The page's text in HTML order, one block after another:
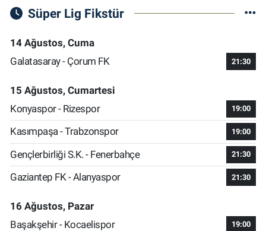
Süper Lig Fikstür
14 Ağustos, Cuma
Galatasaray - Çorum FK
21:30
15 Ağustos, Cumartesi
Konyaspor - Rizespor
19:00
Kasımpaşa - Trabzonspor 19:00
Gençlerbirliği S.K. - Fenerbahçe 21:30
Gaziantep FK - Alanyaspor 21:30
16 Ağustos, Pazar
Başakşehir - Kocaelispor
19:00